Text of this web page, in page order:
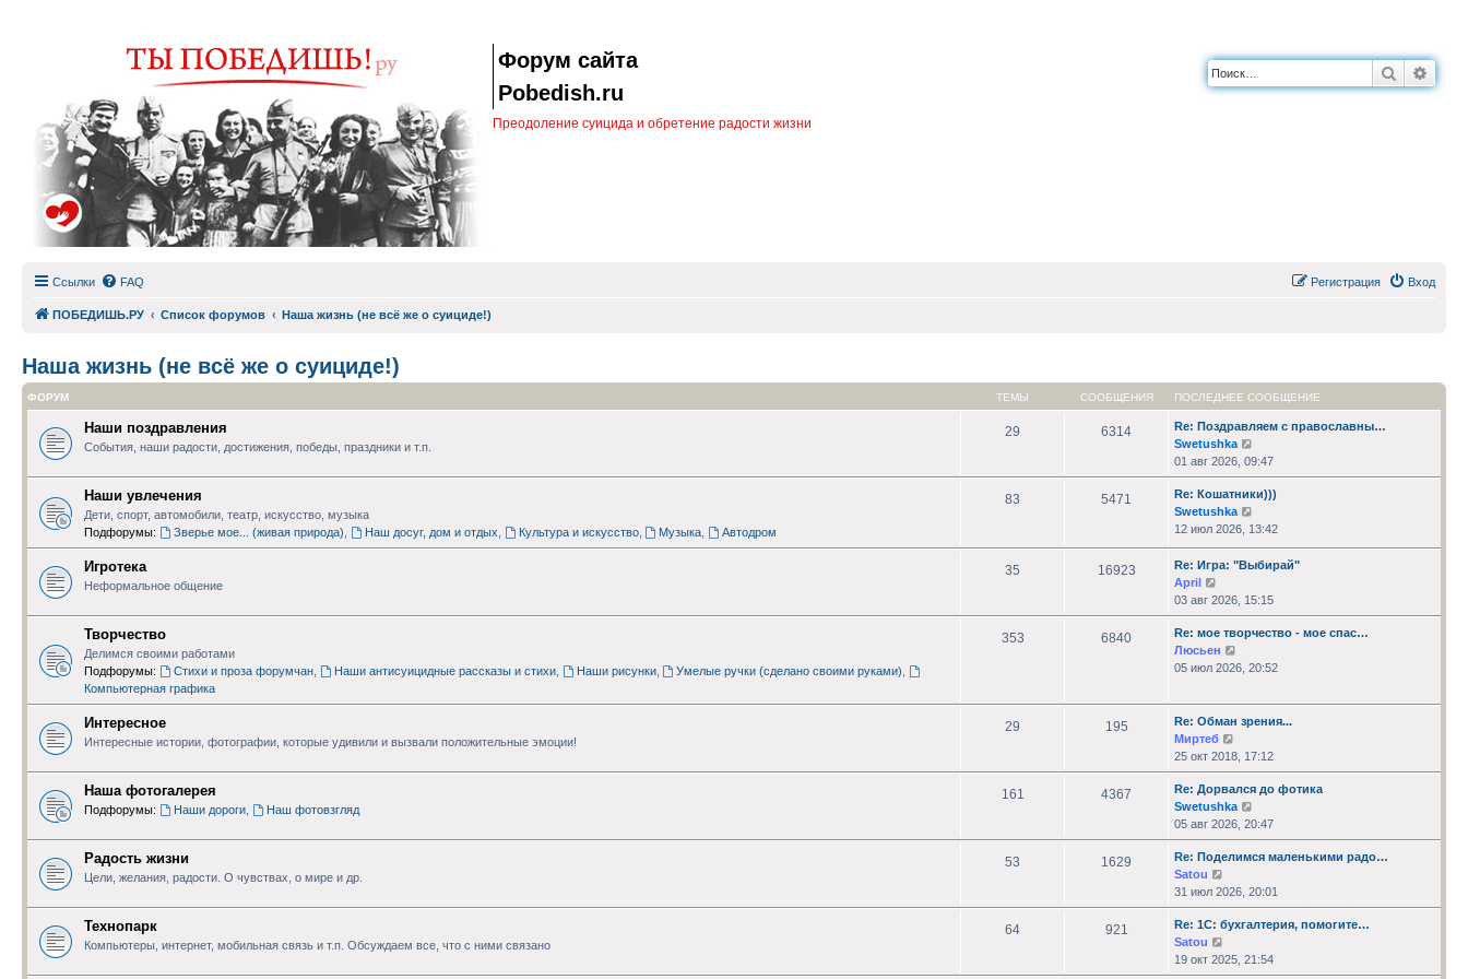
Форум сайта
Pobedish.ru
Преодоление суицида и обретение радости жизни
Поиск
Ссылки FAQ Вход
Регистрация
ПОБЕДИШЬ.РУ Список форумов Наша жизнь (не всё же о суициде!)
Наша жизнь (не всё же о суициде!)
ФОРУМ ТЕМЫ СООБЩЕНИЯ ПОСЛЕДНЕЕ СООБЩЕНИЕ
Наши поздравления
События, наши радости, достижения, победы, праздники и т.п.
29 6314
Re: Поздравляем с православны…
Swetushka
к
последнему
сообщению
01 авг 2026, 09:47
Наши увлечения
Дети, спорт, автомобили, театр, искусство, музыка
Подфорумы:
Зверье мое... (живая природа) Наш досуг, дом и отдых Культура и искусство, Музыка Автодром
83 5471
Re: Кошатники)))
Swetushka
к
последнему
сообщению
12 июл 2026, 13:42
Игротека
Неформальное общение
35 16923
Re: Игра: "Выбирай"
April
к
последнему
сообщению
03 авг 2026, 15:15
Творчество
Делимся своими работами
Подфорумы:
Стихи и проза форумчан, Наши антисуицидные рассказы и стихи, Наши рисунки, Умелые ручки (сделано своими руками)
Компьютерная графика
353 6840
Re: мое творчество - мое спас…
Люсьен
к
сообщению
05 июл 2026, 20:52
Интересное
Интересные истории, фотографии, которые удивили и вызвали положительные эмоции!
29 195
Re: Обман зрения...
Миртеб
к
последнему
сообщению
25 окт 2018, 17:12
Наша фотогалерея
Подфорумы: Наши дороги, Наш фотовзгляд
161 4367
Re: Дорвался до фотика
Swetushka
к
последнему
сообщению
05 авг 2026, 20:47
Радость жизни
Цели, желания, радости. О чувствах, о мире и др.
53 1629
Re: Поделимся маленькими радо…
Satou
к
последнему
сообщению
31 июл 2026, 20:01
Технопарк
Компьютеры, интернет, мобильная связь и т.п. Обсуждаем все, что с ними связано
64 921
Re: 1С: бухгалтерия, помогите…
Satou
к
последнему
19 окт 2025, 21:54